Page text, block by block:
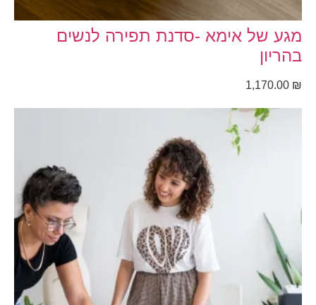
מגע של אימא -סדנת תפירה לנשים
בהריון
1,170.00 ₪